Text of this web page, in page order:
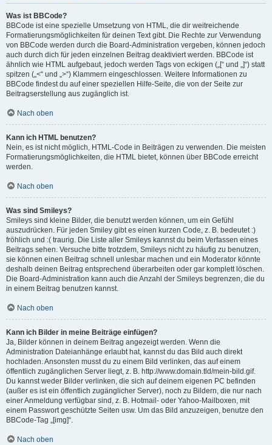
Was ist BBCode?
BBCode ist eine spezielle Umsetzung von HTML, die dir weitreichende
Formatierungsmöglichkeiten für deinen Text gibt. Die Rechte zur Verwendung
von BBCode werden durch die Board-Administration vergeben, können jedoch
auch durch dich für jeden einzelnen Beitrag deaktiviert werden. BBCode ist
ähnlich wie HTML aufgebaut, jedoch werden Tags von eckigen („[“ und „]“) statt
spitzen („<“ und „>“) Klammern eingeschlossen. Weitere Informationen zu
BBCode findest du auf einer speziellen Hilfe-Seite, die von der Seite zur
Beitragserstellung aus zugänglich ist.
Nach oben
Kann ich HTML benutzen?
Nein, es ist nicht möglich, HTML-Code in Beiträgen zu verwenden. Die meisten
Formatierungsmöglichkeiten, die HTML bietet, können über BBCode erreicht
werden.
Nach oben
Was sind Smileys?
Smileys sind kleine Bilder, die benutzt werden können, um ein Gefühl
auszudrücken. Für jeden Smiley gibt es einen kurzen Code, z. B. bedeutet :)
fröhlich und :( traurig. Die Liste aller Smileys kannst du beim Verfassen eines
Beitrags sehen. Versuche bitte trotzdem, Smileys nicht zu häufig zu benutzen,
sie können einen Beitrag schnell unlesbar machen und ein Moderator könnte
deshalb deinen Beitrag entsprechend überarbeiten oder gar komplett löschen.
Die Board-Administration kann auch die Anzahl der Smileys begrenzen, die du
in einem Beitrag benutzen kannst.
Nach oben
Kann ich Bilder in meine Beiträge einfügen?
Ja, Bilder können in deinem Beitrag angezeigt werden. Wenn die
Administration Dateianhänge erlaubt hat, kannst du das Bild auch direkt
hochladen. Ansonsten musst du zu einem Bild verlinken, das auf einem
öffentlich zugänglichen Server liegt, z. B. http://www.domain.tld/mein-bild.gif.
Du kannst weder Bilder verlinken, die sich auf deinem eigenen PC befinden
(außer es ist ein öffentlich zugänglicher Server), noch zu Bildern, die nur nach
einer Anmeldung verfügbar sind, z. B. Hotmail- oder Yahoo-Mailboxen, mit
einem Passwort geschützte Seiten usw. Um das Bild anzuzeigen, benutze den
BBCode-Tag „[img]“.
Nach oben